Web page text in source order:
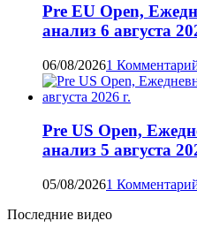
Pre EU Open,
анализ 6 августа
06/08/20261
Pre US Open,
анализ 5 августа
05/08/20261
Последние видео